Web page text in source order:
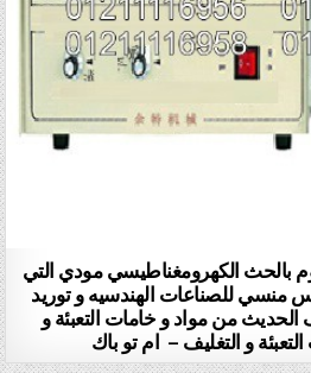
بالحث الكهرومغناطيسي مودي التي
منسي للصناعات الهندسيه و توريد
من مواد و خامات التعبئة و
و التغليف – ام تو باك